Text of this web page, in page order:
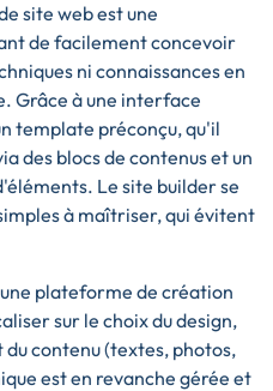
site web est une
de facilement concevoir
ni connaissances en
Grâce à une interface
template préconçu, qu'il
des blocs de contenus et un
Le site builder se
à maîtriser, qui évitent
plateforme de création
sur le choix du design,
contenu (textes, photos,
est en revanche gérée et